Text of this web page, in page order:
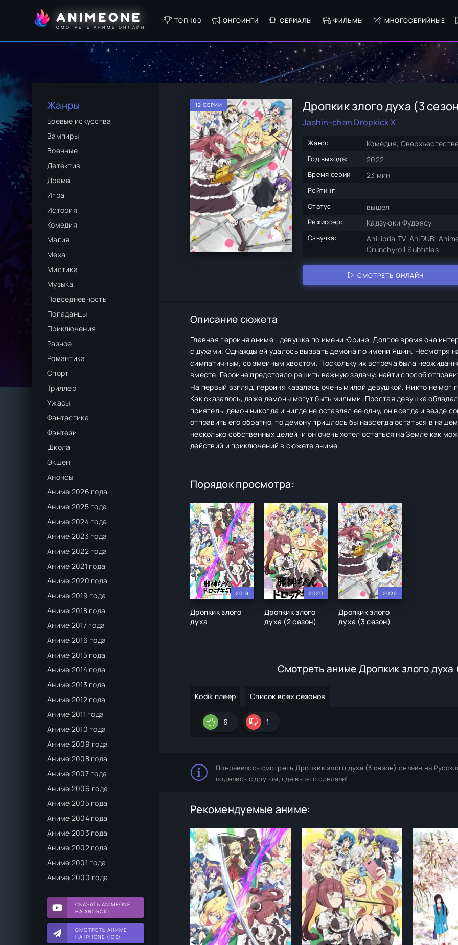
ANIMEONE
СМОТРЕТЬ АНИМЕ ОНЛАЙН
ТОП 100 ОНГОИНГИ СЕРИАЛЫ ФИЛЬМЫ МНОГОСЕРИЙНЫЕ
Жанры
Боевые искусства
Вампиры
Военные
Детектив
Драма
Игра
История
Комедия
Магия
Меха
Мистика
Музыка
Повседневность
Попаданцы
Приключения
Разное
Романтика
Спорт
Триллер
Ужасы
Фантастика
Фэнтези
Школа
Экшен
Анонсы
Аниме 2026 года
Аниме 2025 года
Аниме 2024 года
Аниме 2023 года
Аниме 2022 года
Аниме 2021 года
Аниме 2020 года
Аниме 2019 года
Аниме 2018 года
Аниме 2017 года
Аниме 2016 года
Аниме 2015 года
Аниме 2014 года
Аниме 2013 года
Аниме 2012 года
Аниме 2011 года
Аниме 2010 года
Аниме 2009 года
Аниме 2008 года
Аниме 2007 года
Аниме 2006 года
Аниме 2005 года
Аниме 2004 года
Аниме 2003 года
Аниме 2002 года
Аниме 2001 года
Аниме 2000 года
СКАЧАТЬ ANIMEONE
НА ANDROID
СМОТРЕТЬ АНИМЕ
НА IPHONE (IOS)
12 СЕРИИ Дропкик злого духа (3
Jashin-chan Dropkick X
Жанр: Комедия,
Год выхода: 2022
Время серии: 23 мин
Рейтинг:
Статус:
вышел
Режиссер: Кадзуюки Фудэясу
Озвучка:
AniLibria.TV, AniDUB,
Crunchyroll.Subtitles
СМОТРЕТЬ ОНЛАЙН
Описание сюжета
Главная героиня аниме - девушка по имени Юринэ. Долгое время она
с духами. Однажды ей удалось вызвать демона по имени Яшин. Несмотря
симпатичным, со змеиным хвостом. Поскольку их встреча была
вместе. Героине предстояло решить важную задачу: найти способ
На первый взгляд, героиня казалась очень милой девушкой. Никто не
Как оказалось, даже демоны могут быть милыми. Простая девушка
приятель-демон никогда и нигде не оставлял ее одну, он всегда и везде
отправить его обратно, то демону пришлось бы навсегда остаться в
несколько собственных целей, и он очень хотел остаться на Земле как
действий и приключений в сюжете аниме.
Порядок просмотра:
2018
Дропкик злого
духа
2020
Дропкик злого
духа (2 сезон)
2022
Дропкик злого
духа (3 сезон)
Смотреть аниме Дропкик злого духа
Kodik плеер Список всех сезонов
6 1
Понравилосьсмотреть Дропкик злого духа (3 сезон) онлайн на
поделись с другом, где вы это сделали!
Рекомендуемые аниме: